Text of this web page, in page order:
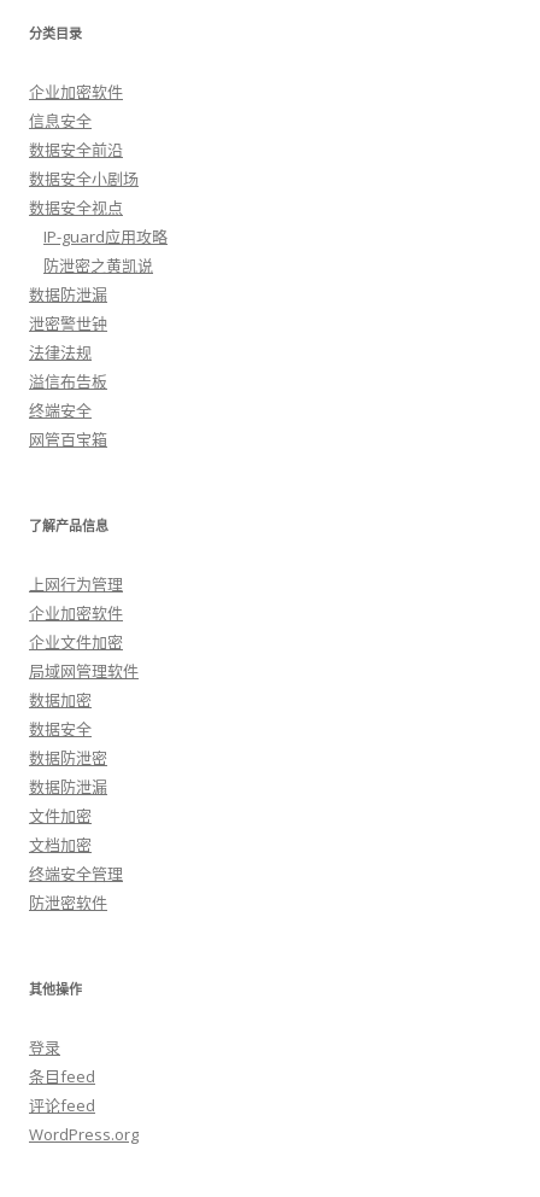
分类目录
企业加密软件
信息安全
数据安全前沿
数据安全小剧场
数据安全视点
IP-guard应用攻略
防泄密之黄凯说
数据防泄漏
泄密警世钟
法律法规
溢信布告板
终端安全
网管百宝箱
了解产品信息
上网行为管理
企业加密软件
企业文件加密
局域网管理软件
数据加密
数据安全
数据防泄密
数据防泄漏
文件加密
文档加密
终端安全管理
防泄密软件
其他操作
登录
条目feed
评论feed
WordPress.org